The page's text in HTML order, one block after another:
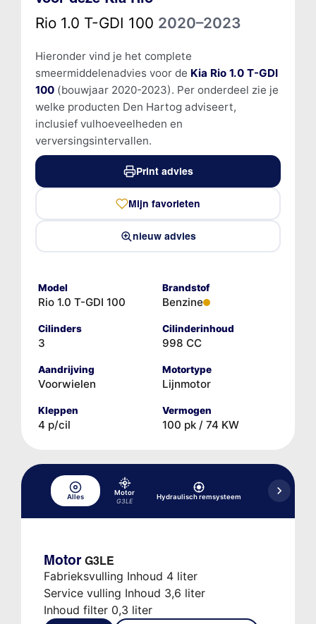
Rio 1.0 T-GDI 100 2020–2023
Hieronder vind je het complete
smeermiddelenadvies voor de Kia Rio 1.0 T-GDI
100(bouwjaar 2020-2023). Per onderdeel zie je
welke producten Den Hartog adviseert,
inclusief vulhoeveelheden en
verversingsintervallen.
Print advies
Mijn favorieten
nieuw advies
Model
Rio 1.0 T-GDI 100
Brandstof
Benzine
Cilinders
3
Cilinderinhoud
998 CC
Aandrijving
Voorwielen
Motortype
Lijnmotor
Kleppen
4 p/cil
Vermogen
100 pk / 74 KW
Alles
Motor
G3LE
Hydraulisch remsysteem
Hydraulisch
Motor G3LE
Fabrieksvulling Inhoud 4 liter
Service vulling Inhoud 3,6 liter
Inhoud filter 0,3 liter